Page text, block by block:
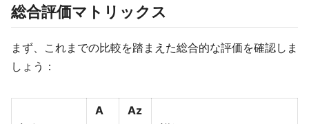
総合評価マトリックス
まず、これまでの比較を踏まえた総合的な評価を確認しま
しょう：
A
Az